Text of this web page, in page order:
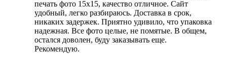
печать фото 15х15, качество отличное. Сайт
удобный, легко разбираюсь. Доставка в срок,
никаких задержек. Приятно удивило, что упаковка
надежная. Все фото целые, не помятые. В общем,
остался доволен, буду заказывать еще.
Рекомендую.